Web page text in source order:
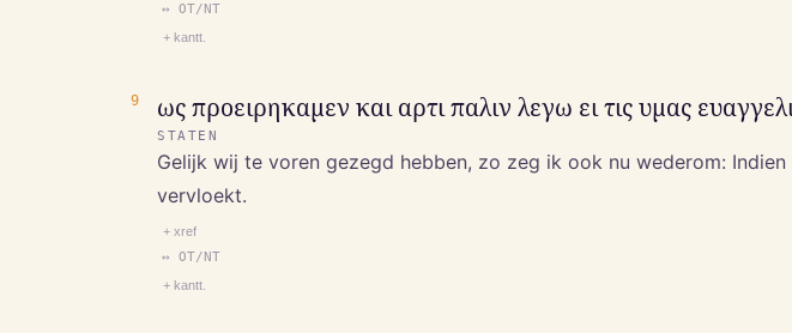
↔ OT/NT
+ kantt.
9 ως προειρηκαμεν και αρτι παλιν λεγω ει τις υμας
STATEN
Gelijk wij te voren gezegd hebben, zo zeg ik ook nu wederom:
vervloekt.
+ xref
↔ OT/NT
+ kantt.